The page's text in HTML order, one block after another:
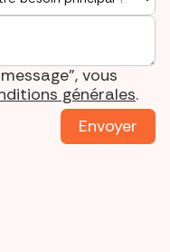
vous
générales.